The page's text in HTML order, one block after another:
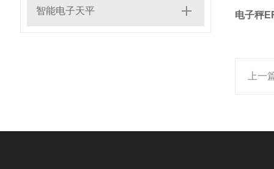
智能电子天平 电子秤
上一